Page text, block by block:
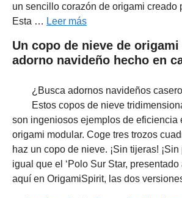
un sencillo corazón de origami creado
Esta … Leer más
Un copo de nieve de origami
adorno navideño hecho en
¿Busca adornos navideños
Estos copos de nieve
son ingeniosos ejemplos de eficiencia
origami modular. Coge tres trozos
haz un copo de nieve. ¡Sin tijeras! ¡Sin
igual que el ‘Polo Sur Star,
aquí en OrigamiSpirit, las dos